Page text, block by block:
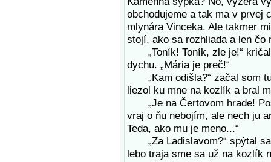
obchodujeme a tak ma v prvej
mlynára Vinceka. Ale takmer
stojí, ako sa rozhliada a len čo
„Toník! Toník, zle je!“ kričal
dychu. „Mária je preč!“
„Kam odišla?“ začal som
liezol ku mne na kozlík a bral
„Je na Čertovom hrade!
vraj o ňu nebojím, ale nech ju
Teda, ako mu je meno...“
„Za Ladislavom?“ spýtal sa
lebo traja sme sa už na kozlík